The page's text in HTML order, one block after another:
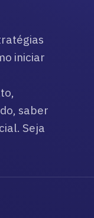
iniciar
saber
Seja